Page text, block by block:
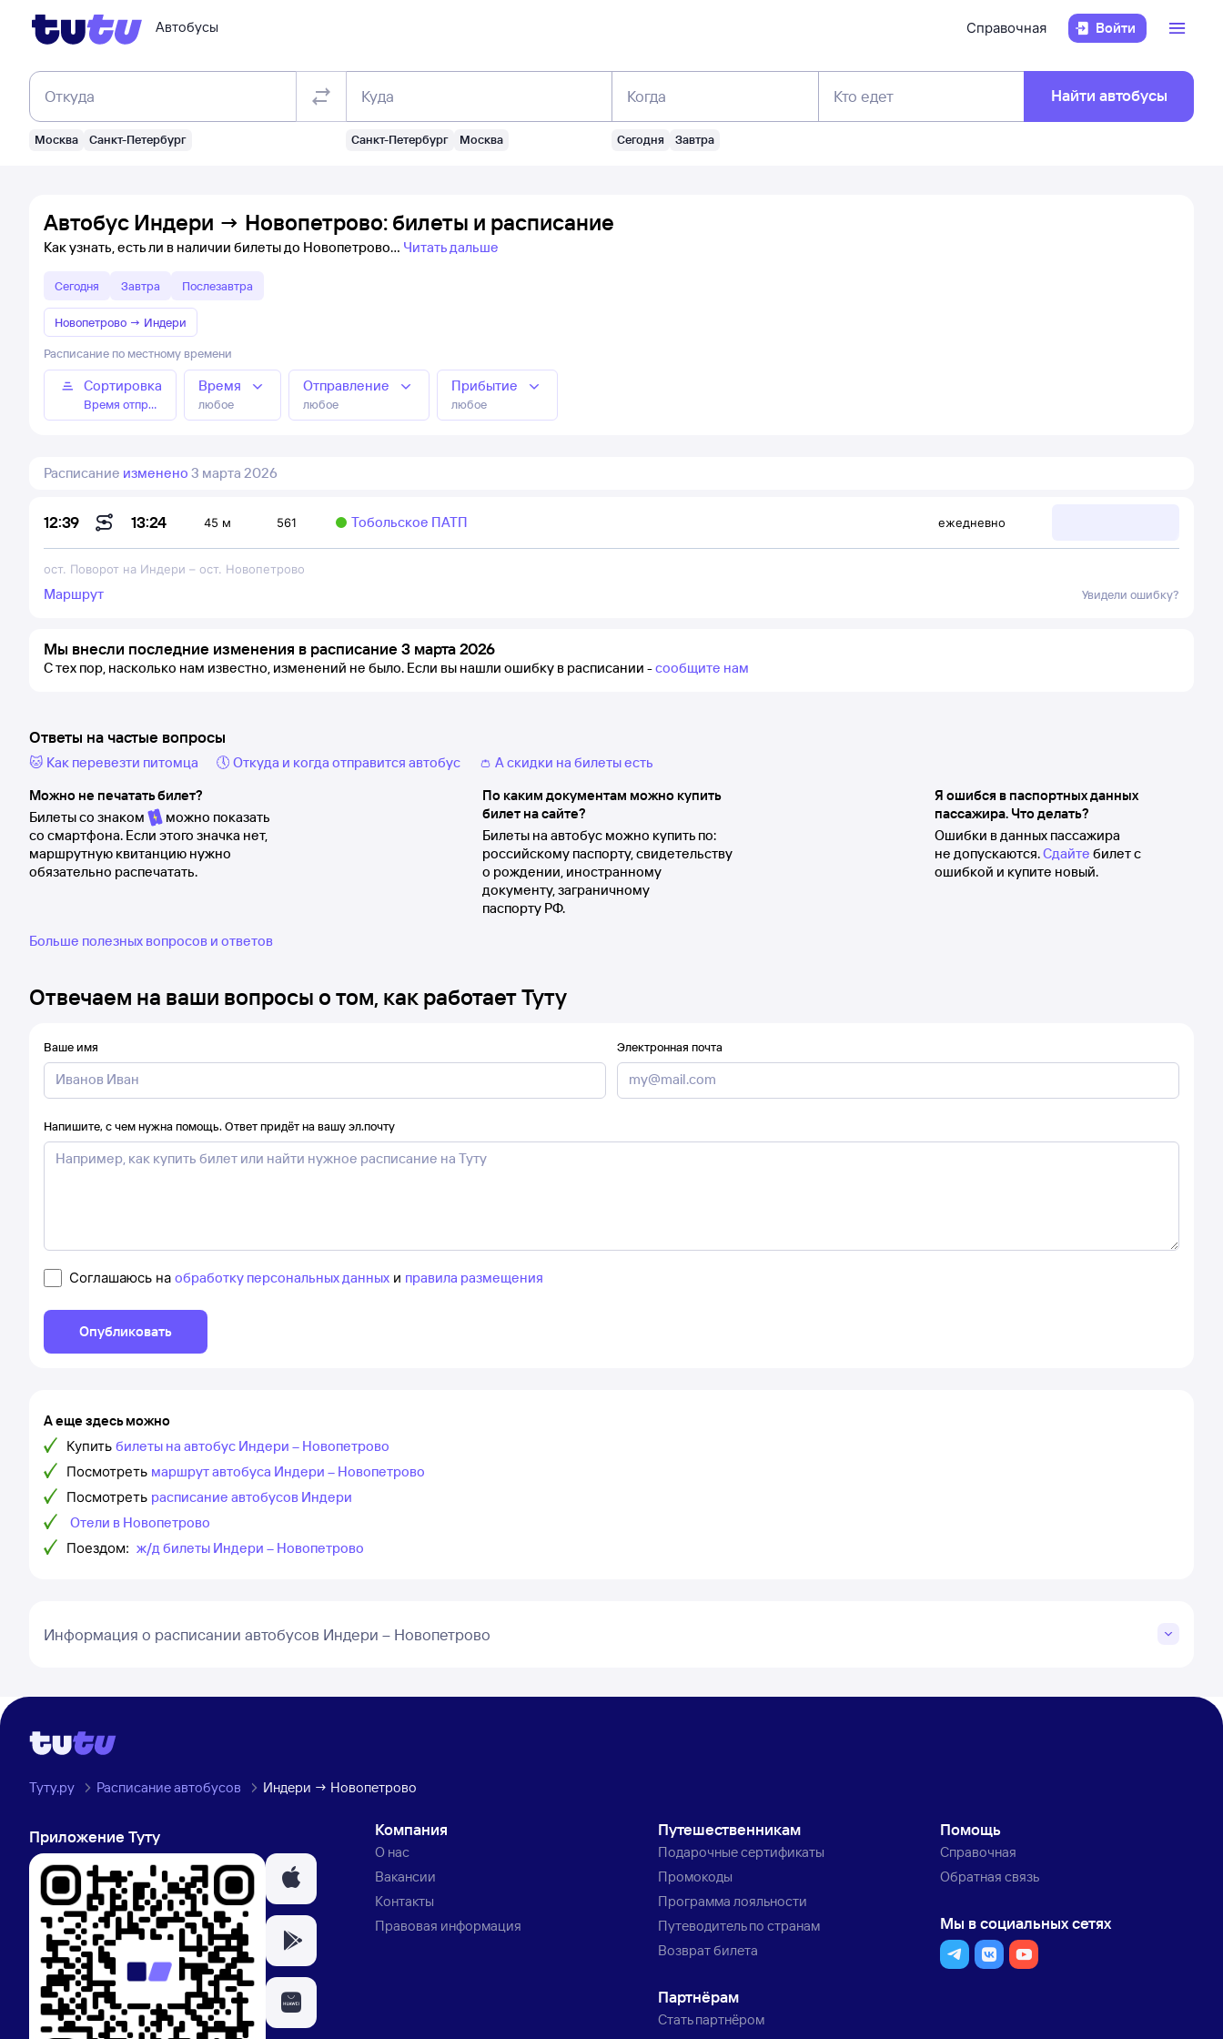
Автобусы Справочная Войти
Откуда
Москва Санкт-Петербург
Куда
Санкт-Петербург Москва
Когда
Сегодня Завтра
Кто едет Найти автобусы
Автобус Индери → Новопетрово: билеты и расписание
Как узнать, есть ли в наличии билеты до Новопетрово Читать дальше
Сегодня Завтра Послезавтра
Новопетрово → Индери
Расписание по местному времени
Сортировка
Время отправления
Время
любое
Отправление
любое
Прибытие
любое
Расписание изменено 3 марта 2026
12:39 13:24 45 м 561 Тобольское ПАТП ежедневно
ост. Поворот на Индери – ост. Новопетрово
Маршрут Увидели ошибку?
Мы внесли последние изменения в расписание 3 марта 2026
С тех пор, насколько нам известно, изменений не было. Если вы нашли ошибку в расписании -сообщите нам
Ответы на частые вопросы
🐱 Как перевезти питомца 🕔 Откуда и когда отправится автобус
👛 А скидки на билеты есть
Можно не печатать билет?
Билеты со знаком
можно показать
со смартфона. Если этого значка нет,
маршрутную квитанцию нужно
обязательно распечатать.
По каким документам можно купить
билет на сайте?
Билеты на автобус можно купить по:
российскому паспорту, свидетельству
о рождении, иностранному
документу, заграничному
паспорту РФ.
Я ошибся в паспортных данных
пассажира. Что делать?
Ошибки в данных пассажира
не допускаются.Сдайте билет с
ошибкой и купите новый.
Больше полезных вопросов и ответов
Отвечаем на ваши вопросы о том, как работает Туту
Ваше имя Электронная почта
Напишите, с чем нужна помощь. Ответ придёт на вашу эл.почту
Соглашаюсь на обработку персональных данных и правила размещения
Опубликовать
А еще здесь можно
Купить билеты на автобус Индери – Новопетрово
Посмотреть маршрут автобуса Индери – Новопетрово
Посмотреть расписание автобусов Индери
Отели в Новопетрово
Поездом: ж/д билеты Индери – Новопетрово
Информация о расписании автобусов Индери – Новопетрово
Туту.ру Расписание автобусов Индери → Новопетрово
Приложение Туту Компания
О нас
Вакансии
Контакты
Правовая информация
Путешественникам
Подарочные сертификаты
Промокоды
Программа лояльности
Путеводитель по странам
Возврат билета
Партнёрам
Стать партнёром
Помощь
Справочная
Обратная связь
Мы в социальных сетях